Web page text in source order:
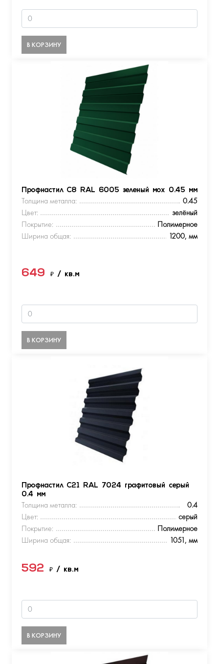
В КОРЗИНУ
Профнастил С8 RAL 6005 зеленый мох 0.45 мм
Толщина металла:
0.45
Цвет:
зелёный
Покрытие:
Полимерное
Ширина общая:
1200, мм
649 ₽ / кв.м
В КОРЗИНУ
Профнастил С21 RAL 7024 графитовый серый
0.4 мм
Толщина металла:
0.4
Цвет:
серый
Покрытие:
Полимерное
Ширина общая:
1051, мм
592 ₽ / кв.м
В КОРЗИНУ